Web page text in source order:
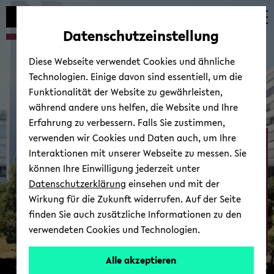
Automatische
vermeiden
zum
wechseln
zum
wechseln
zum
wechseln
Ab­tei­lung Psy­cho­lo­gie
© Uni­ver­si­tät Bie­le­feld
Datenschutzeinstellung
Diese Webseite verwendet Cookies und ähnliche
Technologien. Einige davon sind essentiell, um die
Funktionalität der Website zu gewährleisten,
während andere uns helfen, die Website und Ihre
Erfahrung zu verbessern. Falls Sie zustimmen,
verwenden wir Cookies und Daten auch, um Ihre
Interaktionen mit unserer Webseite zu messen. Sie
können Ihre Einwilligung jederzeit unter
Datenschutzerklärung einsehen und mit der
Wirkung für die Zukunft widerrufen. Auf der Seite
finden Sie auch zusätzliche Informationen zu den
verwendeten Cookies und Technologien.
Alle akzeptieren